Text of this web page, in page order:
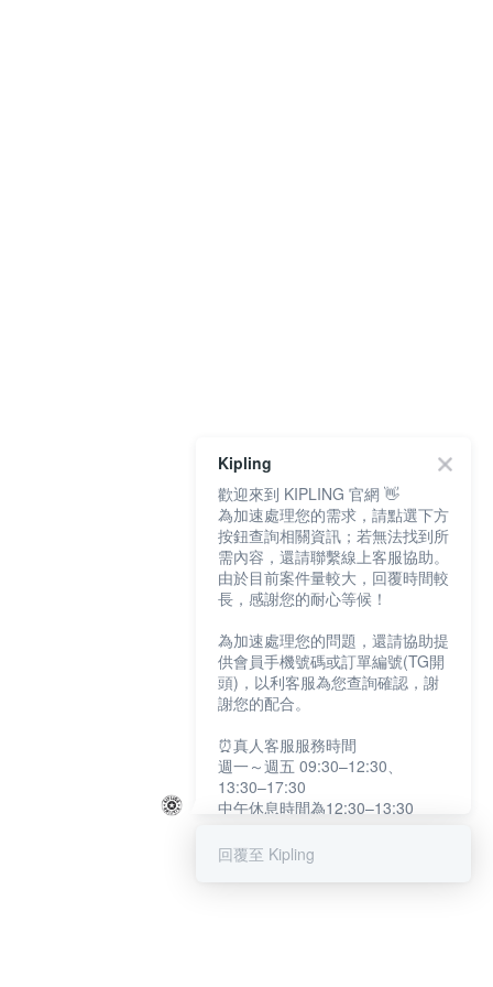
Kipling
歡迎來到 KIPLING 官網 👋
為加速處理您的需求，請點選下方
按鈕查詢相關資訊；若無法找到所
需內容，還請聯繫線上客服協助。
由於目前案件量較大，回覆時間較
長，感謝您的耐心等候！
為加速處理您的問題，還請協助提
供會員手機號碼或訂單編號(TG開
頭)，以利客服為您查詢確認，謝
謝您的配合。
⏰真人客服服務時間
週一～週五 09:30–12:30、
13:30–17:30
中午休息時間為12:30–13:30
提醒您：系統會自動已讀訊息，如
回覆至 Kipling